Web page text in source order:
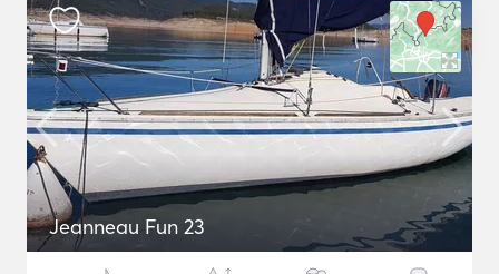
Jeanneau Fun 23